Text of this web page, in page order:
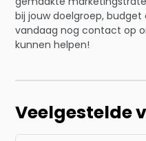
bij jouw doelgroep,
vandaag nog contact op
kunnen helpen!
Veelgestelde